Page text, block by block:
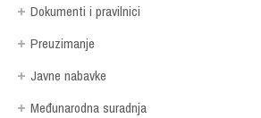
Dokumenti i pravilnici
Preuzimanje
Javne nabavke
Međunarodna suradnja